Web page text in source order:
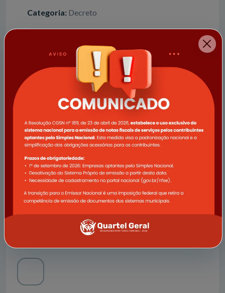
Categoria: Decreto
Publicado em:07 de maio de 2026
Instaura procedimento administrativo para avaliação de
bem imóvel que especifica e dá outras providências.
Baixar arquivo | tipo: PDF
Decreto nº 037.2026
Número:Decreto nº 037.2026
Categoria:Decreto
04 de maio de 2026